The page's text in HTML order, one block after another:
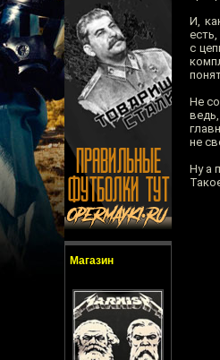
Магазин
И,
с
Не
не
Ну а